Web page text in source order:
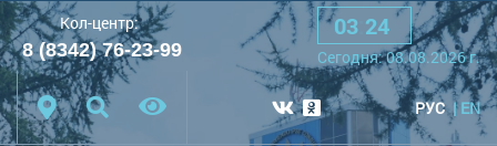
Шрифт: A A A
Цветовая схема: Черная схема
Обычный сайт
Кол-центр:
8 (8342) 76-23-99
03 24
Сегодня:08.08.2026г.
РУС EN